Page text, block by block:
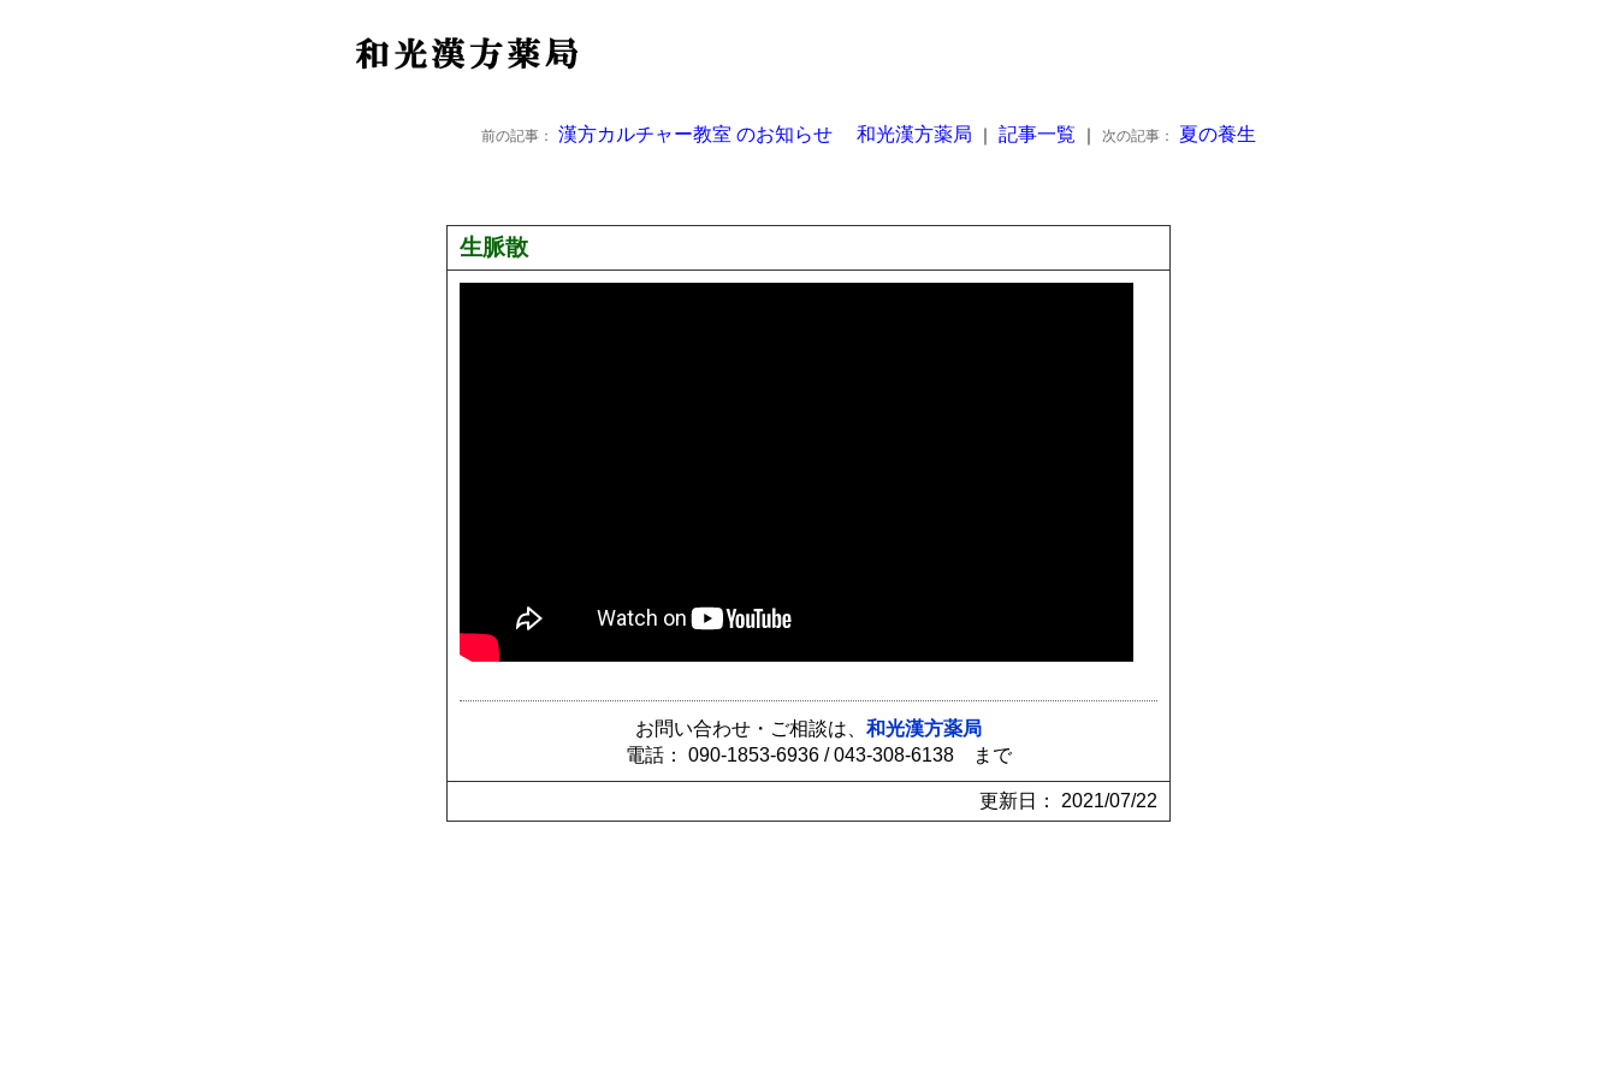
前の記事： 漢方カルチャー教室 のお知らせ 和光漢方薬局 ｜記事一覧 ｜ 次の記事： 夏の養生
生脈散
お問い合わせ・ご相談は、 和光漢方薬局
電話： 090-1853-6936 / 043-308-6138 まで
更新日： 2021/07/22